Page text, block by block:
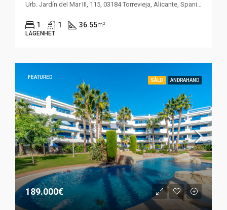
Urb. Jardín del Mar III, 115, 03184 Torrevieja, Alicante, Spanien
1 1 36.55m²
LÄGENHET
FEATURED
SÅLD ANDRAHAND
189.000€